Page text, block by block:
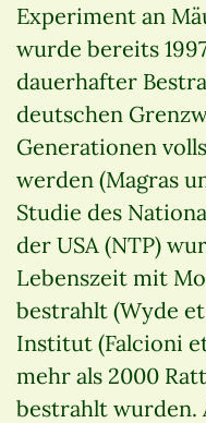
Experiment an
wurde bereits
dauerhafter
deutschen
Generationen
werden (Magras
Studie des
der USA (NTP)
Lebenszeit mit
bestrahlt (Wyde et
Institut (Falcioni
mehr als 2000
bestrahlt wurden.